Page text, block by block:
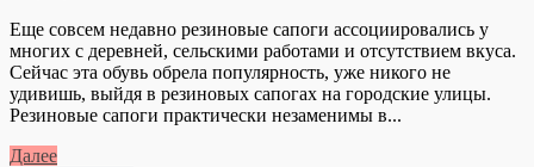
Еще совсем недавно резиновые сапоги ассоциировались у
многих с деревней, сельскими работами и отсутствием вкуса.
Сейчас эта обувь обрела популярность, уже никого не
удивишь, выйдя в резиновых сапогах на городские улицы.
Резиновые сапоги практически незаменимы в...
Далее